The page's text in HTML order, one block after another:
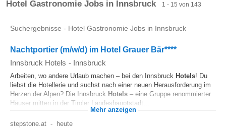
Sortieren nach Genauer Standort Unternehmen
Hotel Gastronomie Jobs in Innsbruck 1 - 15 von 143
Suchergebnisse - Hotel Gastronomie Jobs in Innsbruck
Nachtportier (m/w/d) im Hotel Grauer Bär****
Innsbruck Hotels - Innsbruck
Arbeiten, wo andere Urlaub machen – bei den Innsbruck Hotels! Du
liebst die Hotellerie und suchst nach einer neuen Herausforderung im
Herzen der Alpen? Die Innsbruck Hotels – eine Gruppe renommierter
Häuser mitten in der Tiroler Landeshauptstadt...
Mehr anzeigen
stepstone.at - heute